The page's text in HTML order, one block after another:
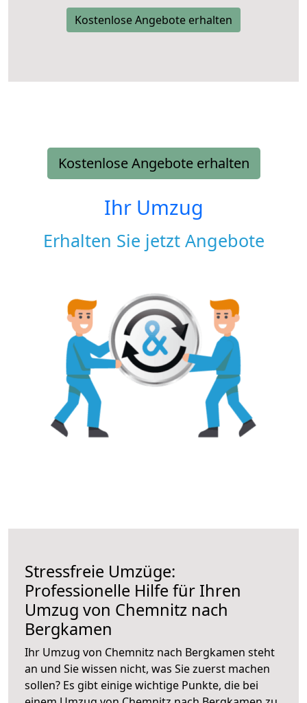
Kostenlose Angebote erhalten
Kostenlose Angebote erhalten
Ihr Umzug
Erhalten Sie jetzt Angebote
Stressfreie Umzüge:
Professionelle Hilfe für Ihren
Umzug von Chemnitz nach
Bergkamen
Ihr Umzug von Chemnitz nach Bergkamen steht
an und Sie wissen nicht, was Sie zuerst machen
sollen? Es gibt einige wichtige Punkte, die bei